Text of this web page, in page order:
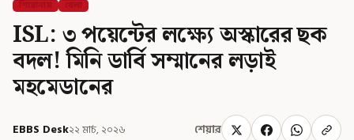
শিরোনাম খেলা
ISL: ৩ পয়েন্টের লক্ষ্যে অস্কারের ছক
বদল! মিনি ডার্বি সম্মানের লড়াই
মহমেডানের
EBBS Desk২২ মার্চ, ২০২৬ শেয়ার